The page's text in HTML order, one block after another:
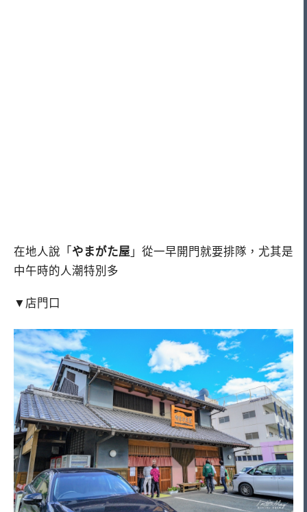
在地人說「やまがた屋」從一早開門就要排隊，尤其是
中午時的人潮特別多
▼店門口